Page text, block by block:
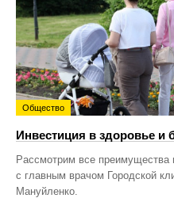
Общество
Инвестиция в здоровье и
Рассмотрим все преимущества
с главным врачом Городской
Мануйленко.